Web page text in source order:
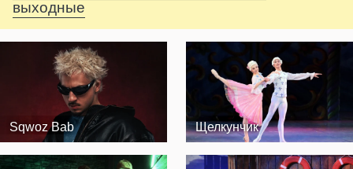
выходные
Sqwoz Bab Щелкунчик